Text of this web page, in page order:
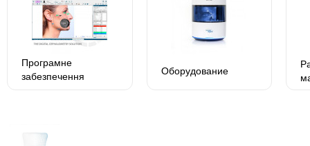
Програмне
забезпечення
Оборудование